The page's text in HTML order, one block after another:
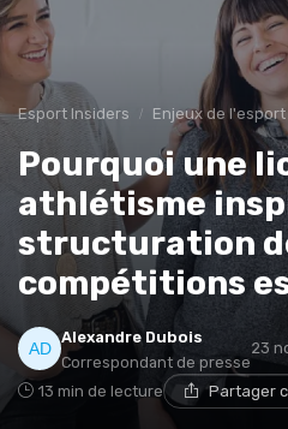
Esport Insiders Enjeux de l'esport
Pourquoi une
athlétisme
structuration
compétitions
Alexandre Dubois
Correspondant de presse
23
13 min de lecture Partager